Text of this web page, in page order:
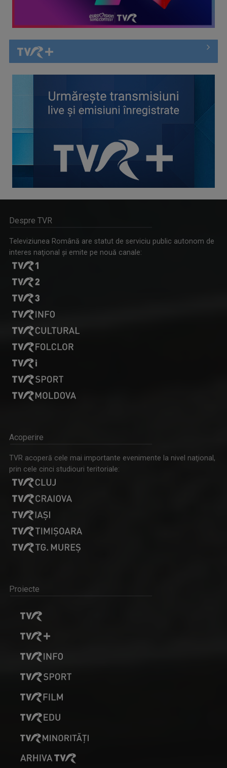
Despre TVR
Televiziunea Română are statut de serviciu public autonom de
interes naţional şi emite pe nouă canale:
Acoperire
TVR acoperă cele mai importante evenimente la nivel naţional,
prin cele cinci studiouri teritoriale:
Proiecte